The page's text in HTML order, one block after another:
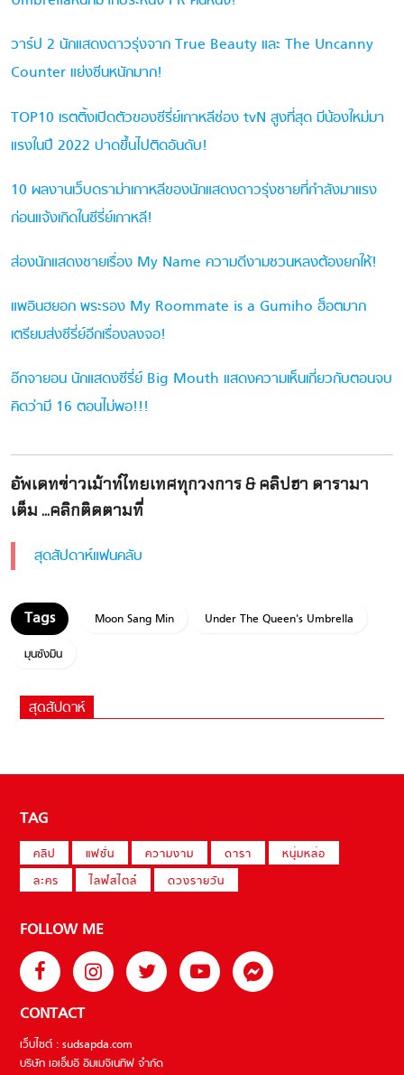
วาร์ป 2 นักแสดงดาวรุ่งจาก True Beauty และ The Uncanny
Counter แย่งซีนหนักมาก!
TOP10 เรตติ้งเปิดตัวของซีรี่ย์เกาหลีช่อง tvN สูงที่สุด มีน้องใหม่มา
แรงในปี 2022 ปาดขึ้นไปติดอันดับ!
10 ผลงานเว็บดราม่าเกาหลีของนักแสดงดาวรุ่งชายที่กำลังมาแรง
ก่อนแจ้งเกิดในซีรี่ย์เกาหลี!
ส่องนักแสดงชายเรื่อง My Name ความดีงามชวนหลงต้องยกให้!
แพอินฮยอก พระรอง My Roommate is a Gumiho ฮ็อตมาก
เตรียมส่งซีรี่ย์อีกเรื่องลงจอ!
อ๊กจายอน นักแสดงซีรี่ย์ Big Mouth แสดงความเห็นเกี่ยวกับตอนจบ
คิดว่ามี 16 ตอนไม่พอ!!!
อัพเดทข่าวเม้าท์ไทยเทศทุกวงการ & คลิปฮา ดารามา
เต็ม ...คลิกติดตามที่
สุดสัปดาห์แฟนคลับ
Moon Sang Min
Under The Queen's Umbrella
มุนซังมิน
สุดสัปดาห์
TAG
คลิป แฟชั่น ความงาม ดารา
หนุ่มหล่อ
ละคร
ไลฟ์สไตล์ ดวงรายวัน
FOLLOW ME
CONTACT
เว็บไซต์ : sudsapda.com
บริษัท เอเอ็มอี อิมเมจิเนทีฟ จำกัด